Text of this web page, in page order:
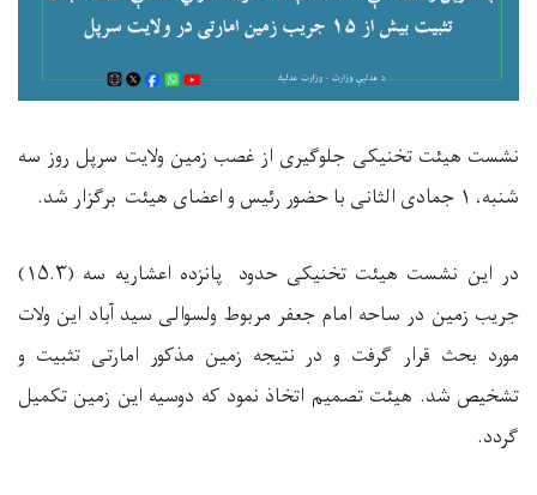
نشست هیئت تخنیکی جلوگیری از غصب زمین ولایت سرپل روز سه
شنبه، ۱ جمادی الثانی با حضور رئيس و اعضای هیئت برگزارشد.
در این نشست هیئت تخنیکی حدود پانزده اعشاریه سه (۱۵.۳)
جریب زمین در ساحه امام جعفر مربوط ولسوالی سید آباد این ولات
مورد بحث قرار گرفت و در نتیجه زمین مذکور امارتی تثبیت و
تشخیص شد. هیئت تصمیم اتخاذ نمود که دوسیه این زمین تکمیل
گردد.